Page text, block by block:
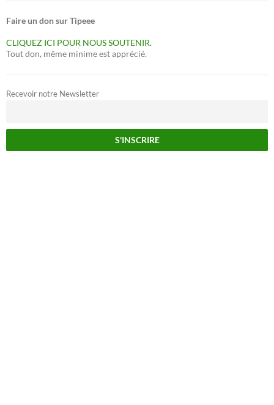
Faire un don sur Tipeee
CLIQUEZ ICI POUR NOUS SOUTENIR.
Tout don, même minime est apprécié.
Recevoir notre Newsletter